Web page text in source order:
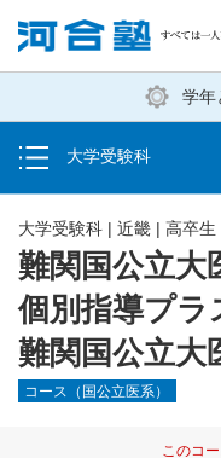
塾生の方
学年
大学受験科
入塾説明会・個別相談
学費・入塾手続き方法
入塾から授業開始まで
難関国公立大
個別指導プラ
難関国公立大
大学受験科 | 近畿 | 高卒生
コース（国公立医系）
このコ